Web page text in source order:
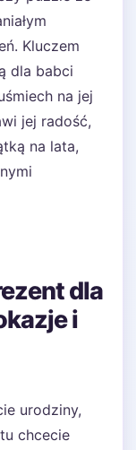
Kluczem
dla babci
na jej
jej radość,
na lata,
dla
i
urodziny,
chcecie